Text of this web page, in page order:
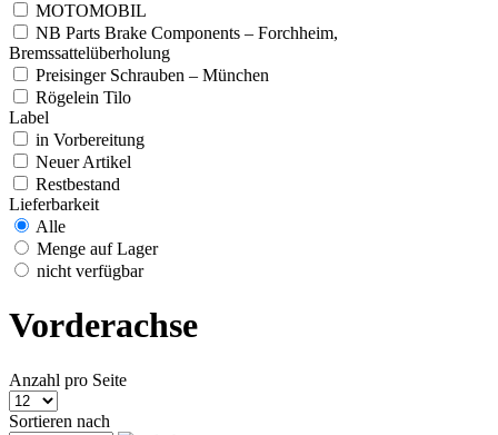
MOTOMOBIL
NB Parts Brake Components – Forchheim,
Bremssattelüberholung
Preisinger Schrauben – München
Rögelein Tilo
Label
in Vorbereitung
Neuer Artikel
Restbestand
Lieferbarkeit
Alle
Menge auf Lager
nicht verfügbar
Vorderachse
Anzahl pro Seite
Sortieren nach